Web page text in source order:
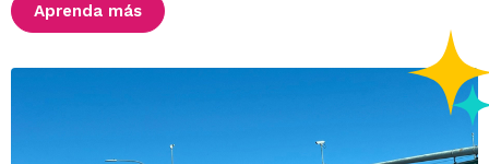
Aprenda más